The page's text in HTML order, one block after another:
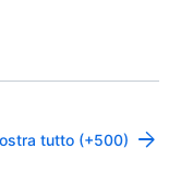
tutto (+500)